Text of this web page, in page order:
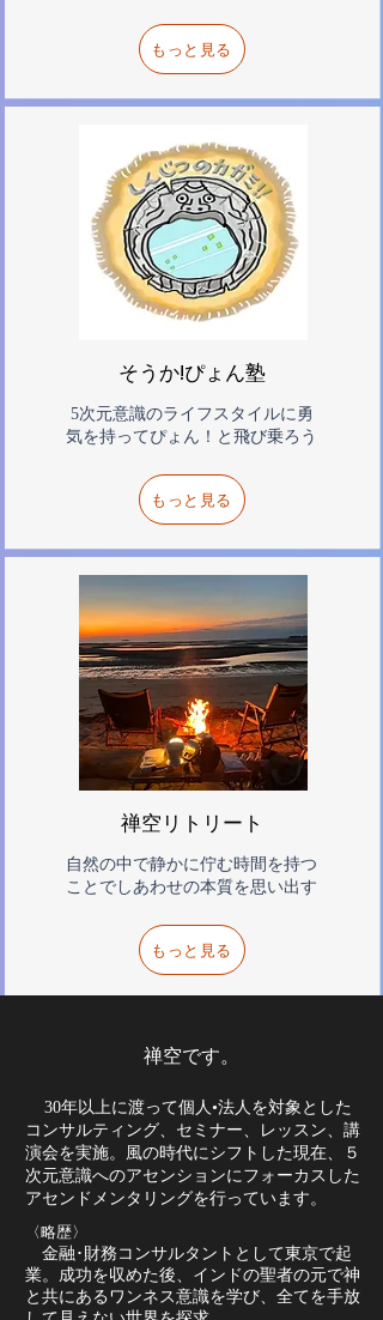
もっと見る
そうか!ぴょん塾
5次元意識のライフスタイルに勇
気を持ってぴょん！と飛び乗ろう
もっと見る
​禅空リトリート
自然の中で静かに佇む時間を持つ
ことでしあわせの本質を思い出す
もっと見る
禅空です。
30年以上に渡って個人•法人を対象とした
コンサルティング、セミナー、レッスン、講
演会を実施。風の時代にシフトした現在、
５
次元意識へのアセンションにフォーカスした
アセンドメンタリングを行っています。
〈略歴〉
金融･財務コンサルタントと して東京で起
業。成功を収めた後、インドの聖者の元で神
と共にあるワンネス意識を学び、全てを手放